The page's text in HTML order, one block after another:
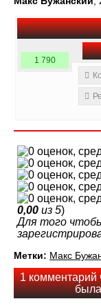
1 790
0,00 из 5)
Для того
Метки: Макс
1 комментарий